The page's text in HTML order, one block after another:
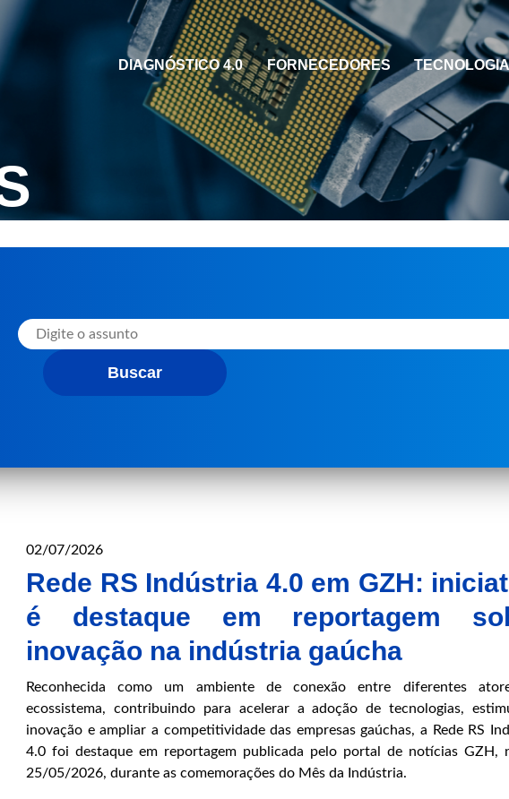
DIAGNÓSTICO 4.0 FORNECEDORES
Buscar
02/07/2026
Rede RS Indústria 4.0 em GZH:
é destaque em reportagem
inovação na indústria gaúcha
Reconhecida como um ambiente de conexão entre diferentes
ecossistema, contribuindo para acelerar a adoção de tecnologias,
inovação e ampliar a competitividade das empresas gaúchas, a Rede RS
4.0 foi destaque em reportagem publicada pelo portal de notícias GZH,
25/05/2026, durante as comemorações do Mês da Indústria.